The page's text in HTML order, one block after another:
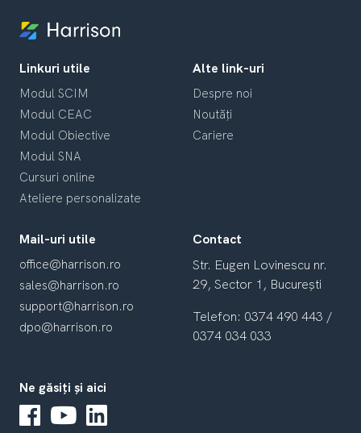
Linkuri utile
Modul SCIM
Modul CEAC
Modul Obiective
Modul SNA
Cursuri online
Ateliere personalizate
Alte link-uri
Despre noi
Noutăți
Cariere
Ne găsiți și aici
Contact
Str. Eugen Lovinescu nr.
29, Sector 1, București
Telefon: 0374 490 443 /
0374 034 033
Mail-uri utile
office@harrison.ro
sales@harrison.ro
support@harrison.ro
dpo@harrison.ro